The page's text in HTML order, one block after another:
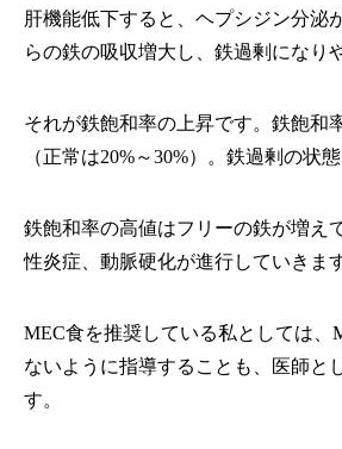
肝機能低下すると、ヘプシジン分泌
らの鉄の吸収増大し、鉄過剰になり
それが鉄飽和率の上昇です。鉄飽和
（正常は20%～30%）。鉄過剰の状態
鉄飽和率の高値はフリーの鉄が増え
性炎症、動脈硬化が進行していきます
MEC食を推奨している私としては、
ないように指導することも、医師と
す。